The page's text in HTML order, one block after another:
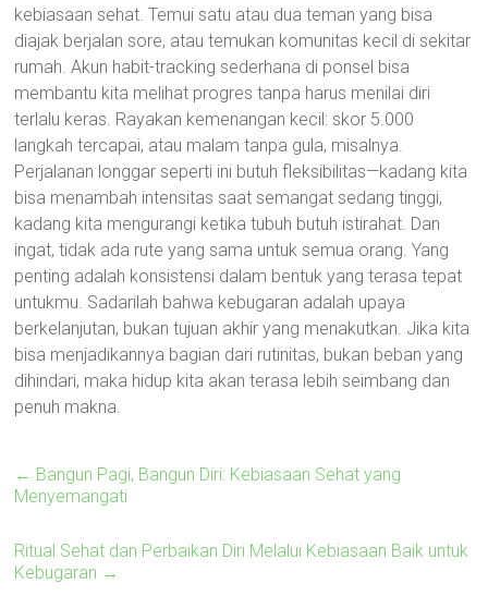
kebiasaan sehat. Temui satu atau dua teman yang bisa
diajak berjalan sore, atau temukan komunitas kecil di sekitar
rumah. Akun habit-tracking sederhana di ponsel bisa
membantu kita melihat progres tanpa harus menilai diri
terlalu keras. Rayakan kemenangan kecil: skor 5.000
langkah tercapai, atau malam tanpa gula, misalnya.
Perjalanan longgar seperti ini butuh fleksibilitas—kadang kita
bisa menambah intensitas saat semangat sedang tinggi,
kadang kita mengurangi ketika tubuh butuh istirahat. Dan
ingat, tidak ada rute yang sama untuk semua orang. Yang
penting adalah konsistensi dalam bentuk yang terasa tepat
untukmu. Sadarilah bahwa kebugaran adalah upaya
berkelanjutan, bukan tujuan akhir yang menakutkan. Jika kita
bisa menjadikannya bagian dari rutinitas, bukan beban yang
dihindari, maka hidup kita akan terasa lebih seimbang dan
penuh makna.
← Bangun Pagi, Bangun Diri: Kebiasaan Sehat yang
Menyemangati
Ritual Sehat dan Perbaikan Diri Melalui Kebiasaan Baik untuk
Kebugaran →